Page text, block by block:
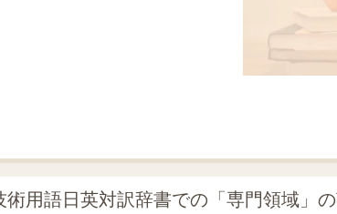
術用語日英対訳辞書での「専門領域」